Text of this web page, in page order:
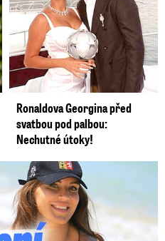
Ronaldova Georgina před
svatbou pod palbou:
Nechutné útoky!
pro sporťáky!